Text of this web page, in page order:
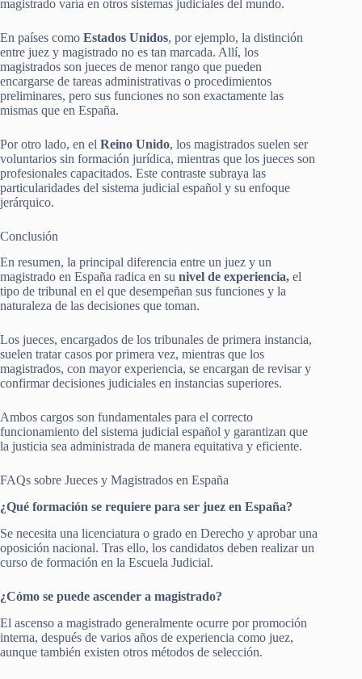
magistrado varía en otros sistemas judiciales del mundo.
En países como Estados Unidos, por ejemplo, la distinción
entre juez y magistrado no es tan marcada. Allí, los
magistrados son jueces de menor rango que pueden
encargarse de tareas administrativas o procedimientos
preliminares, pero sus funciones no son exactamente las
mismas que en España.
Por otro lado, en el Reino Unido, los magistrados suelen ser
voluntarios sin formación jurídica, mientras que los jueces son
profesionales capacitados. Este contraste subraya las
particularidades del sistema judicial español y su enfoque
jerárquico.
Conclusión
En resumen, la principal diferencia entre un juez y un
magistrado en España radica en su nivel de experiencia, el
tipo de tribunal en el que desempeñan sus funciones y la
naturaleza de las decisiones que toman.
Los jueces, encargados de los tribunales de primera instancia,
suelen tratar casos por primera vez, mientras que los
magistrados, con mayor experiencia, se encargan de revisar y
confirmar decisiones judiciales en instancias superiores.
Ambos cargos son fundamentales para el correcto
funcionamiento del sistema judicial español y garantizan que
la justicia sea administrada de manera equitativa y eficiente.
FAQs sobre Jueces y Magistrados en España
¿Qué formación se requiere para ser juez en España?
Se necesita una licenciatura o grado en Derecho y aprobar una
oposición nacional. Tras ello, los candidatos deben realizar un
curso de formación en la Escuela Judicial.
¿Cómo se puede ascender a magistrado?
El ascenso a magistrado generalmente ocurre por promoción
interna, después de varios años de experiencia como juez,
aunque también existen otros métodos de selección.